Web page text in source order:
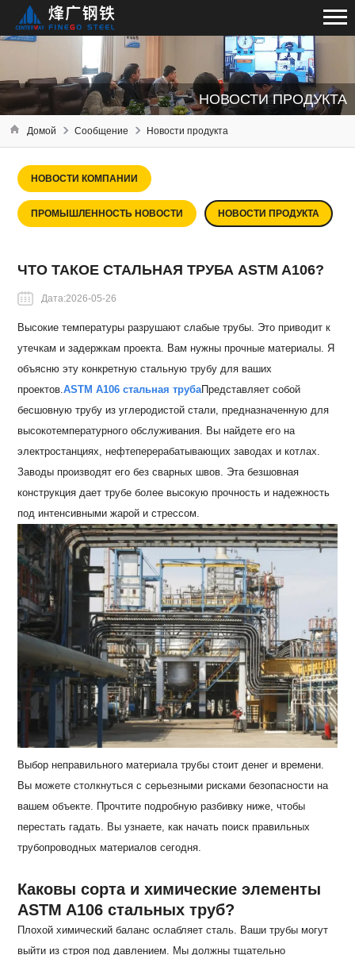
НОВОСТИ ПРОДУКТА
Домой Сообщение Новости продукта
НОВОСТИ КОМПАНИИ
ПРОМЫШЛЕННОСТЬ НОВОСТИ НОВОСТИ ПРОДУКТА
ЧТО ТАКОЕ СТАЛЬНАЯ ТРУБА ASTM A106?
Дата:2026-05-26
Высокие температуры разрушают слабые трубы. Это приводит к
утечкам и задержкам проекта. Вам нужны прочные материалы. Я
объясню эту конкретную стальную трубу для ваших
проектов.ASTM A106 стальная трубаПредставляет собой
бесшовную трубу из углеродистой стали, предназначенную для
высокотемпературного обслуживания. Вы найдете его на
электростанциях, нефтеперерабатывающих заводах и котлах.
Заводы производят его без сварных швов. Эта безшовная
конструкция дает трубе более высокую прочность и надежность
под интенсивными жарой и стрессом.
Выбор неправильного материала трубы стоит денег и времени.
Вы можете столкнуться с серьезными рисками безопасности на
вашем объекте. Прочтите подробную разбивку ниже, чтобы
перестать гадать. Вы узнаете, как начать поиск правильных
трубопроводных материалов сегодня.
Каковы сорта и химические элементы
ASTM A106 стальных труб?
Плохой химический баланс ослабляет сталь. Ваши трубы могут
выйти из строя под давлением. Мы должны тщательно